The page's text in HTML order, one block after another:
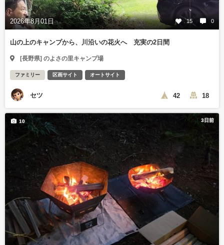
2026年8月01日 15 0
山の上のキャンプから、川沿いの花火へ 充実の2日間
[長野県] のよさの里キャンプ場
ファミリー 区画サイト オートサイト
セツ 42 18
3日前
10